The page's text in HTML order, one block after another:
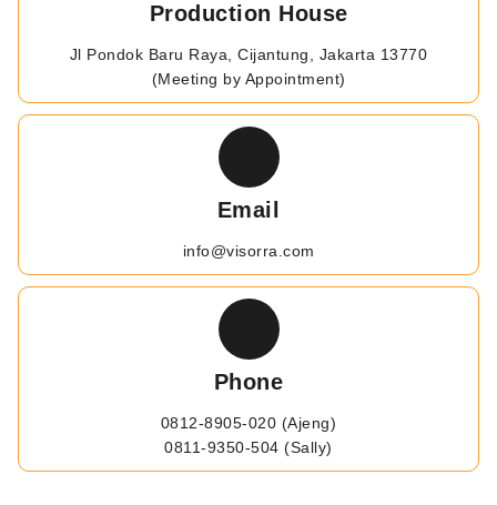
Production House
Jl Pondok Baru Raya, Cijantung, Jakarta 13770
(Meeting by Appointment)
Email
info@visorra.com
Phone
0812-8905-020 (Ajeng)
0811-9350-504 (Sally)